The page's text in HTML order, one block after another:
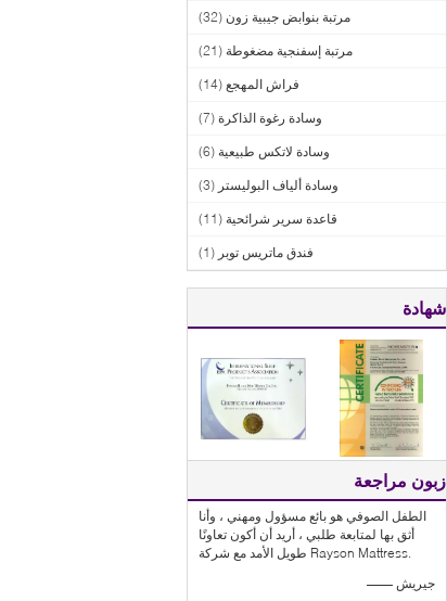
مرتبة بنوابض جيبية زون (32)
مرتبة إسفنجية مضغوطة (21)
فراش المهجع (14)
وسادة رغوة الذاكرة (7)
وسادة لاتكس طبيعية (6)
وسادة ألياف البوليستر (3)
قاعدة سرير شرائحية (11)
فندق ماتريس توبر (1)
شهادة
زبون مراجعة
الطفل الصوفي هو بائع مسؤول ومهني ، وأنا
أثق بها لمتابعة طلبي ، أريد أن أكون تعاونًا
طويل الأمد مع شركة Rayson Mattress.
—— جيريش